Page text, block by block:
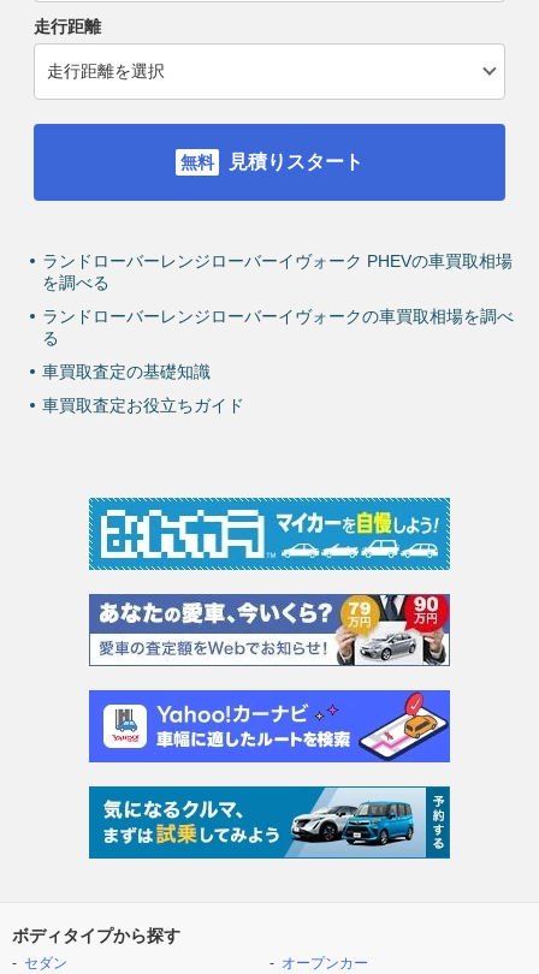
走行距離
見積りスタート
ランドローバーレンジローバーイヴォーク PHEVの車買取相場
を調べる
ランドローバーレンジローバーイヴォークの車買取相場を調べ
る
車買取査定の基礎知識
車買取査定お役立ちガイド
ボディタイプから探す
セダン
オープンカー